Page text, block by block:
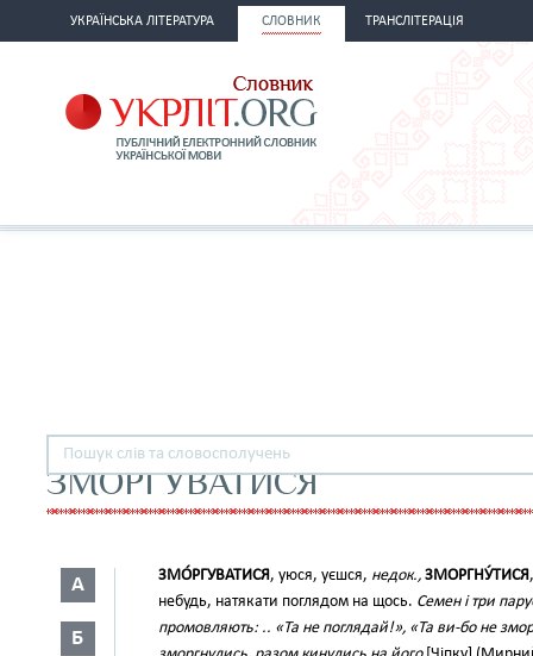
УКРАЇНСЬКА ЛІТЕРАТУРА СЛОВНИК ТРАНСЛІТЕРАЦІЯ
ЗМОРГУВАТИСЯ
А
Б
ЗМО́РГУВАТИСЯ, уюся, уєшся, недок., ЗМОРГНУ́ТИСЯ
небудь, натякати поглядом на щось. Семен і три
промовляють: .. «Та не поглядай!», «Та ви-бо не